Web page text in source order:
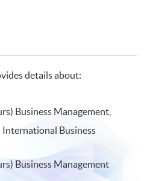
details about:
Business Management,
Business
Business Management